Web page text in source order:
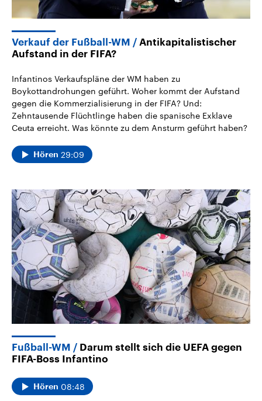
Verkauf der Fußball-WM
Antikapitalistischer
Aufstand in der FIFA?
Infantinos Verkaufspläne der WM haben zu
Boykottandrohungen geführt. Woher kommt der Aufstand
gegen die Kommerzialisierung in der FIFA? Und:
Zehntausende Flüchtlinge haben die spanische Exklave
Ceuta erreicht. Was könnte zu dem Ansturm geführt haben?
Hören 29:09
Fußball-WM
Darum stellt sich die UEFA gegen
FIFA-Boss Infantino
Hören 08:48